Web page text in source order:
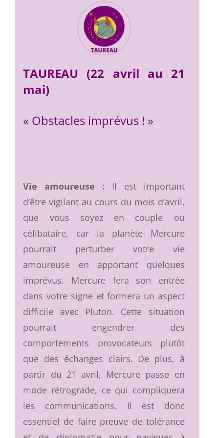
TAUREAU (22 avril au 21
mai)
« Obstacles imprévus ! »
Vie amoureuse : Il est important
d’être vigilant au cours du mois d’avril,
que vous soyez en couple ou
célibataire, car la planète Mercure
pourrait perturber votre vie
amoureuse en apportant quelques
imprévus. Mercure fera son entrée
dans votre signe et formera un aspect
difficile avec Pluton. Cette situation
pourrait engendrer des
comportements provocateurs plutôt
que des échanges clairs. De plus, à
partir du 21 avril, Mercure passe en
mode rétrograde, ce qui compliquera
les communications. Il est donc
essentiel de faire preuve de tolérance